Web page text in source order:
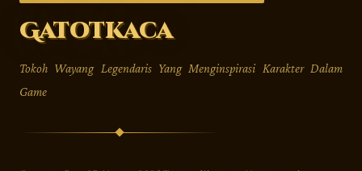
Gatotkaca
Tokoh Wayang Legendaris Yang Menginspirasi Karakter Dalam
Game